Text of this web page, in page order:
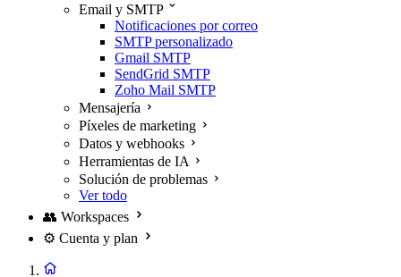
Email y SMTP
Notificaciones por correo
SMTP personalizado
Gmail SMTP
SendGrid SMTP
Zoho Mail SMTP
Mensajería
Píxeles de marketing
Datos y webhooks
Herramientas de IA
Solución de problemas
Ver todo
👥 Workspaces
⚙️ Cuenta y plan